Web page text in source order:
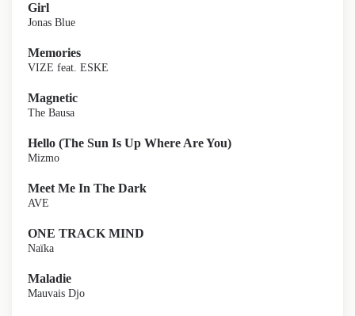
Girl
Jonas Blue
Memories
VIZE feat. ESKE
Magnetic
The Bausa
Hello (The Sun Is Up Where Are You)
Mizmo
Meet Me In The Dark
AVE
ONE TRACK MIND
Naïka
Maladie
Mauvais Djo